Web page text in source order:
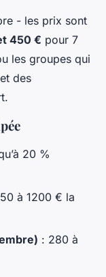
- les prix sont
450 € pour 7
les groupes qui
des
20 %
à 1200 € la
: 280 à